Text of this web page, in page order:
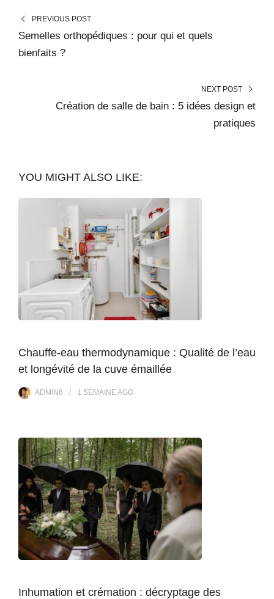
PREVIOUS POST
Semelles orthopédiques : pour qui et quels
bienfaits ?
NEXT POST
Création de salle de bain : 5 idées design et
pratiques
YOU MIGHT ALSO LIKE:
Chauffe-eau thermodynamique : Qualité de l’eau
et longévité de la cuve émaillée
ADMIN6 1 SEMAINE AGO
Inhumation et crémation : décryptage des